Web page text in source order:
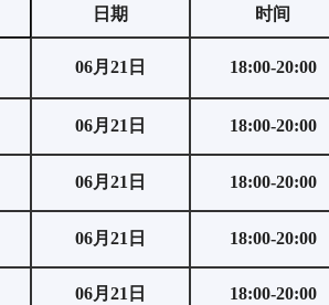
日期 时间
06月 21 日 18:00-20:00
06月 21 日 18:00-20:00
06月 21 日 18:00-20:00
06月 21 日 18:00-20:00
06月 21 日 18:00-20:00